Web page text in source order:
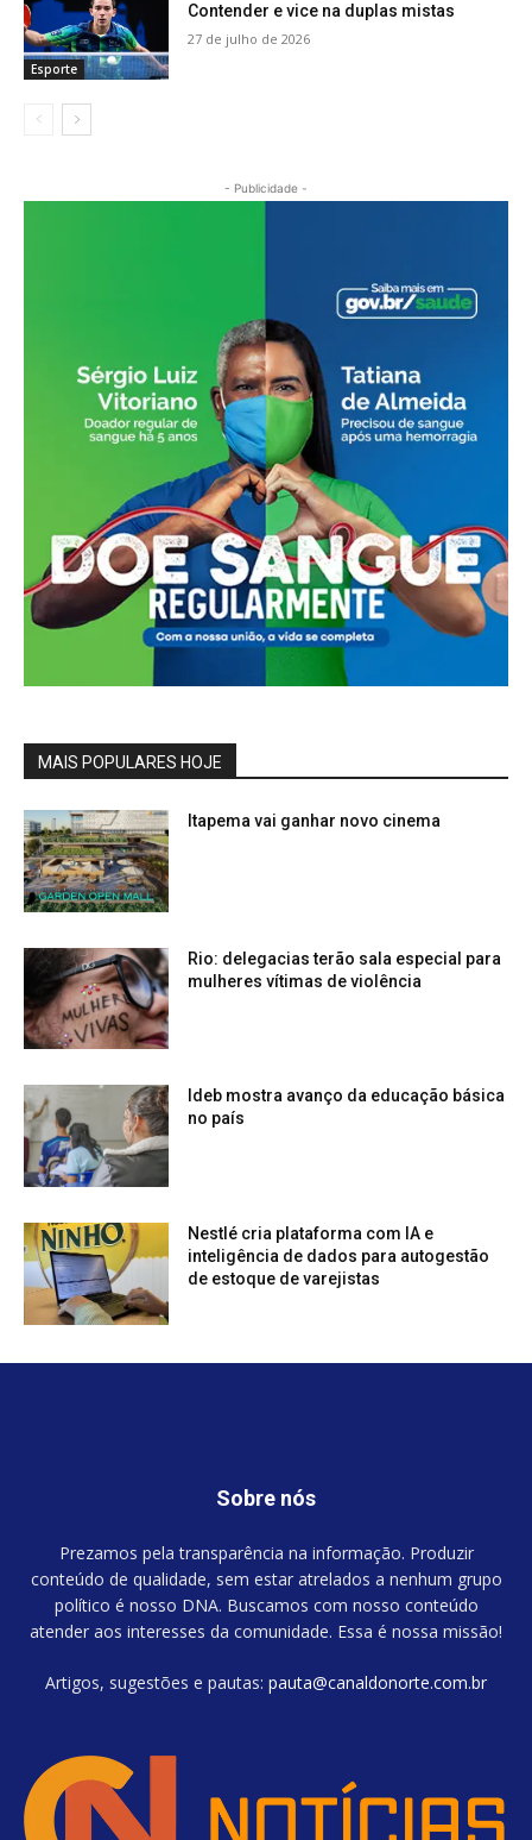
Esporte
Contender e vice na duplas mistas
27 de julho de 2026
- Publicidade -
MAIS POPULARES HOJE
Itapema vai ganhar novo cinema
Rio: delegacias terão sala especial para
mulheres vítimas de violência
Ideb mostra avanço da educação básica
no país
Nestlé cria plataforma com IA e
inteligência de dados para autogestão
de estoque de varejistas
Sobre nós
Prezamos pela transparência na informação. Produzir
conteúdo de qualidade, sem estar atrelados a nenhum grupo
político é nosso DNA. Buscamos com nosso conteúdo
atender aos interesses da comunidade. Essa é nossa missão!
Artigos, sugestões e pautas: pauta@canaldonorte.com.br